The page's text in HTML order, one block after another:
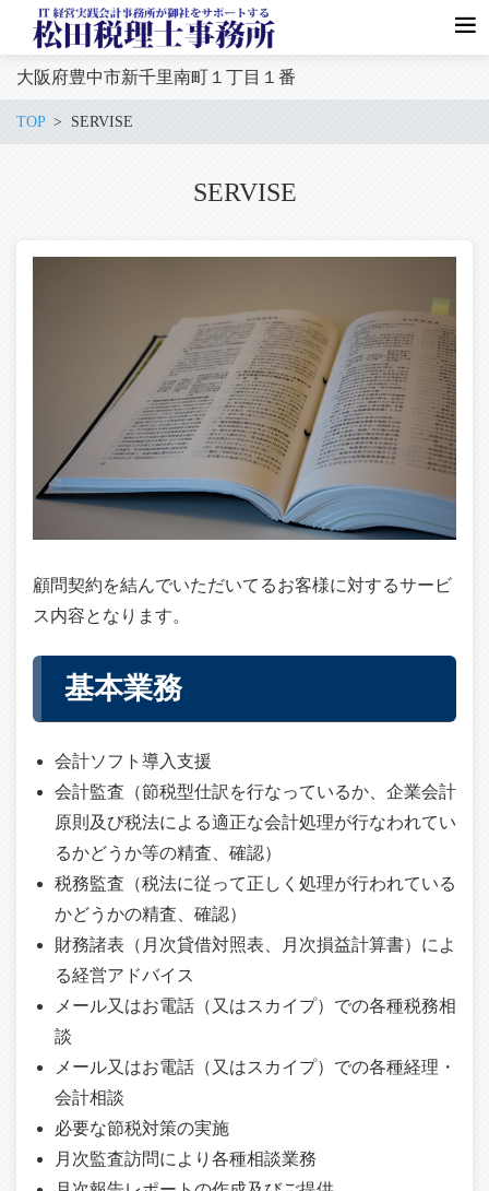
大阪府豊中市新千里南町１丁目１番
TOP SERVISE
SERVISE
顧問契約を結んでいただいてるお客様に対するサービ
ス内容となります。
基本業務
会計ソフト導入支援
会計監査（節税型仕訳を行なっているか、企業会計
原則及び税法による適正な会計処理が行なわれてい
るかどうか等の精査、確認）
税務監査（税法に従って正しく処理が行われている
かどうかの精査、確認）
財務諸表（月次貸借対照表、月次損益計算書）によ
る経営アドバイス
メール又はお電話（又はスカイプ）での各種税務相
談
メール又はお電話（又はスカイプ）での各種経理・
会計相談
必要な節税対策の実施
月次監査訪問により各種相談業務